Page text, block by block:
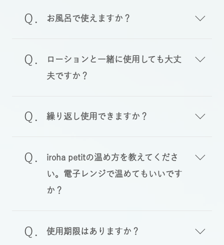
お風呂で使えますか？
ローションと一緒に使用しても大丈
夫ですか？
繰り返し使用できますか？
iroha petitの温め方を教えてくださ
い。電子レンジで温めてもいいです
か？
使用期限はありますか？